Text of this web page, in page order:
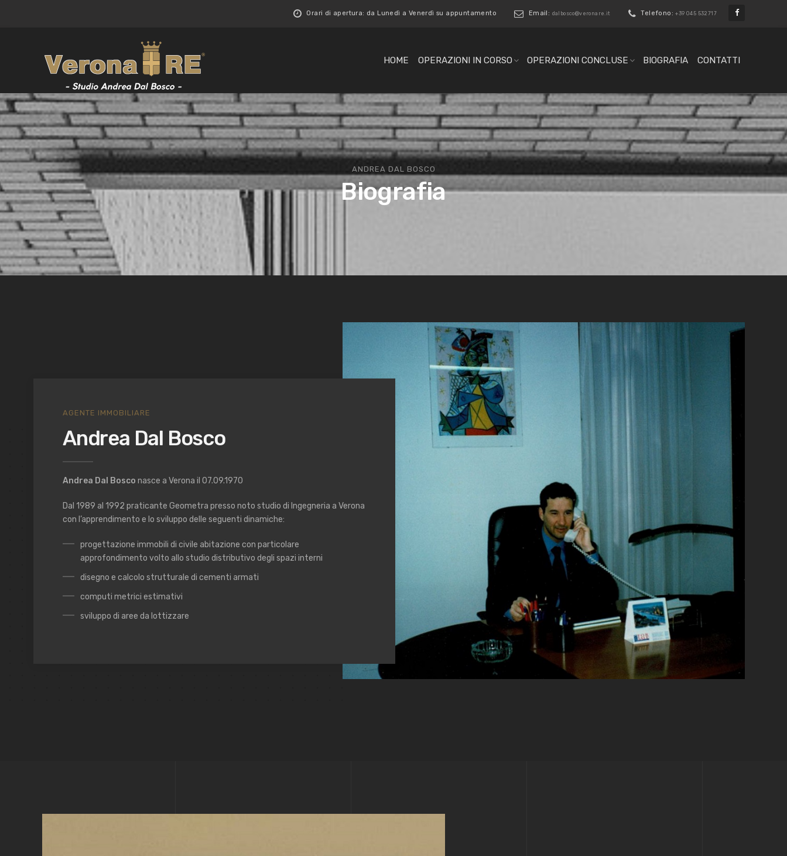
Orari di apertura: da Lunedì a Venerdì su appuntamento Email: dalbosco@veronare.it Telefono:+39 045 532717
HOME OPERAZIONI IN CORSO OPERAZIONI CONCLUSE BIOGRAFIA CONTATTI
ANDREA DAL BOSCO
Biografia
AGENTE IMMOBILIARE
Andrea Dal Bosco
Andrea Dal Bosco nasce a Verona il 07.09.1970
Dal 1989 al 1992 praticante Geometra presso noto studio di Ingegneria a Verona
con l’apprendimento e lo sviluppo delle seguenti dinamiche:
progettazione immobili di civile abitazione con particolare
approfondimento volto allo studio distributivo degli spazi interni
disegno e calcolo strutturale di cementi armati
computi metrici estimativi
sviluppo di aree da lottizzare